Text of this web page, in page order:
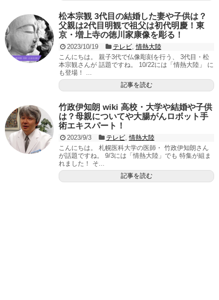
松本宗観 3代目の結婚した妻や子供は？
父親は2代目明観で祖父は初代明慶！東
京・増上寺の徳川家康像を彫る！
2023/10/19 テレビ,情熱大陸
こんにちは。 親子3代で仏像彫刻を行う、 3代目・松
本宗観さんが 話題ですね。 10/22には「情熱大陸」 に
も登場！ ...
記事を読む
竹政伊知朗 wiki 高校・大学や結婚や子供
は？母親についてや大腸がんロボット手
術エキスパート！
2023/9/3 テレビ,情熱大陸
こんにちは。 札幌医科大学の医師・ 竹政伊知朗さん
が話題ですね。 9/3には「情熱大陸」でも 特集が組ま
れました！ そ...
記事を読む